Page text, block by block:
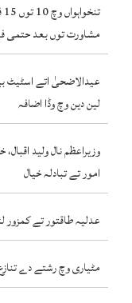
مشاورت توں بعد حتمی
عیدالاضحیٰ اتے اسٹیٹ
لین دین وچ وڈا اضافہ
وزیراعظم نال ولید
امور تے تبادلہ خیال
عدلیہ طاقتور تے کمزور
مٹیاری وچ رشتے دے تنازع تے